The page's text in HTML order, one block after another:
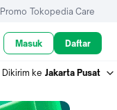
Promo Tokopedia Care
Masuk Daftar
Dikirim ke Jakarta Pusat